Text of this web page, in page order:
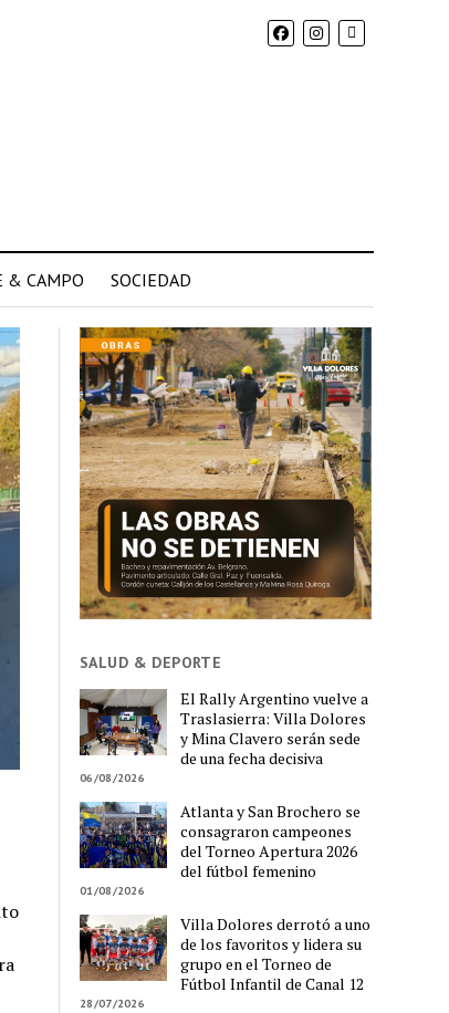
& CAMPO SOCIEDAD
SALUD & DEPORTE
El Rally Argentino vuelve a
Traslasierra: Villa Dolores
y Mina Clavero serán sede
de una fecha decisiva
06/08/2026
Atlanta y San Brochero se
consagraron campeones
del Torneo Apertura 2026
del fútbol femenino
01/08/2026
Villa Dolores derrotó a uno
de los favoritos y lidera su
grupo en el Torneo de
Fútbol Infantil de Canal 12
28/07/2026